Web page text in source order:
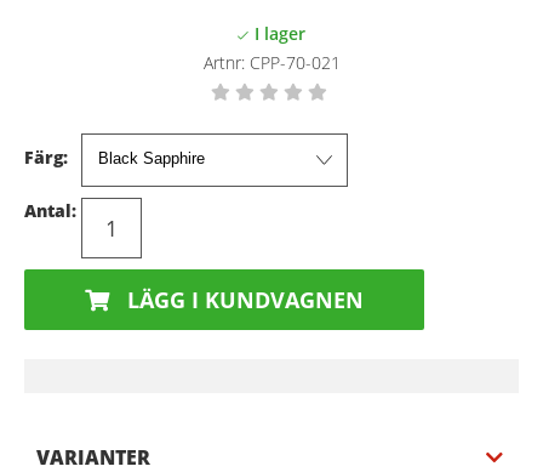
Artnr: CPP-70-021
Färg:
Antal:
LÄGG I KUNDVAGNEN
VARIANTER